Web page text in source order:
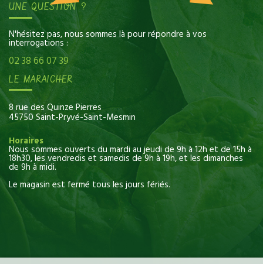
UNE QUESTION ?
N'hésitez pas, nous sommes là pour répondre à vos
interrogations :
02 38 66 07 39
LE MARAICHER
8 rue des Quinze Pierres
45750 Saint-Pryvé-Saint-Mesmin
Horaires
Nous sommes ouverts du mardi au jeudi de 9h à 12h et de 15h à
18h30, les vendredis et samedis de 9h à 19h, et les dimanches
de 9h à midi.
Le magasin est fermé tous les jours fériés.